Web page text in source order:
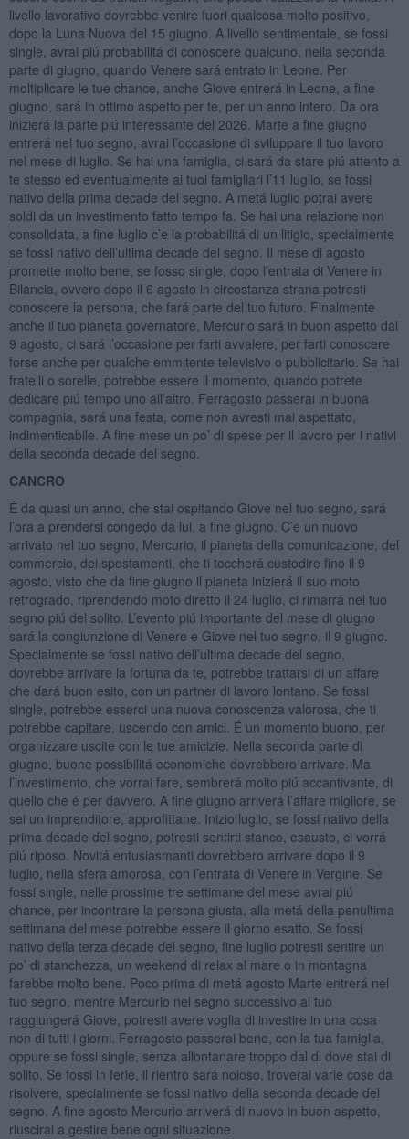
livello lavorativo dovrebbe venire fuori qualcosa molto positivo,
dopo la Luna Nuova del 15 giugno. A livello sentimentale, se fossi
single, avrai piú probabilitá di conoscere qualcuno, nella seconda
parte di giugno, quando Venere sará entrato in Leone. Per
moltiplicare le tue chance, anche Giove entrerá in Leone, a fine
giugno, sará in ottimo aspetto per te, per un anno intero. Da ora
inizierá la parte piú interessante del 2026. Marte a fine giugno
entrerá nel tuo segno, avrai l’occasione di sviluppare il tuo lavoro
nel mese di luglio. Se hai una famiglia, ci sará da stare piú attento a
te stesso ed eventualmente ai tuoi famigliari l’11 luglio, se fossi
nativo della prima decade del segno. A metá luglio potrai avere
soldi da un investimento fatto tempo fa. Se hai una relazione non
consolidata, a fine luglio c’e la probabilitá di un litigio, specialmente
se fossi nativo dell’ultima decade del segno. Il mese di agosto
promette molto bene, se fosso single, dopo l’entrata di Venere in
Bilancia, ovvero dopo il 6 agosto in circostanza strana potresti
conoscere la persona, che fará parte del tuo futuro. Finalmente
anche il tuo pianeta governatore, Mercurio sará in buon aspetto dal
9 agosto, ci sará l’occasione per farti avvalere, per farti conoscere
forse anche per qualche emmitente televisivo o pubblicitario. Se hai
fratelli o sorelle, potrebbe essere il momento, quando potrete
dedicare piú tempo uno all’altro. Ferragosto passerai in buona
compagnia, sará una festa, come non avresti mai aspettato,
indimenticabile. A fine mese un po’ di spese per il lavoro per i nativi
della seconda decade del segno.
CANCRO
É da quasi un anno, che stai ospitando Giove nel tuo segno, sará
l’ora a prendersi congedo da lui, a fine giugno. C’e un nuovo
arrivato nel tuo segno, Mercurio, il pianeta della comunicazione, del
commercio, dei spostamenti, che ti toccherá custodire fino il 9
agosto, visto che da fine giugno il pianeta inizierá il suo moto
retrogrado, riprendendo moto diretto il 24 luglio, ci rimarrá nel tuo
segno piú del solito. L’evento piú importante del mese di giugno
sará la congiunzione di Venere e Giove nel tuo segno, il 9 giugno.
Specialmente se fossi nativo dell’ultima decade del segno,
dovrebbe arrivare la fortuna da te, potrebbe trattarsi di un affare
che dará buon esito, con un partner di lavoro lontano. Se fossi
single, potrebbe esserci una nuova conoscenza valorosa, che ti
potrebbe capitare, uscendo con amici. É un momento buono, per
organizzare uscite con le tue amicizie. Nella seconda parte di
giugno, buone possibilitá economiche dovrebbero arrivare. Ma
l’investimento, che vorrai fare, sembrerá molto piú accantivante, di
quello che é per davvero. A fine giugno arriverá l’affare migliore, se
sei un imprenditore, approfittane. Inizio luglio, se fossi nativo della
prima decade del segno, potresti sentirti stanco, esausto, ci vorrá
piú riposo. Novitá entusiasmanti dovrebbero arrivare dopo il 9
luglio, nella sfera amorosa, con l’entrata di Venere in Vergine. Se
fossi single, nelle prossime tre settimane del mese avrai piú
chance, per incontrare la persona giusta, alla metá della penultima
settimana del mese potrebbe essere il giorno esatto. Se fossi
nativo della terza decade del segno, fine luglio potresti sentire un
po’ di stanchezza, un weekend di relax al mare o in montagna
farebbe molto bene. Poco prima di metá agosto Marte entrerá nel
tuo segno, mentre Mercurio nel segno successivo al tuo
raggiungerá Giove, potresti avere voglia di investire in una cosa
non di tutti i giorni. Ferragosto passerai bene, con la tua famiglia,
oppure se fossi single, senza allontanare troppo dal di dove stai di
solito. Se fossi in ferie, il rientro sará noioso, troverai varie cose da
risolvere, specialmente se fossi nativo della seconda decade del
segno. A fine agosto Mercurio arriverá di nuovo in buon aspetto,
riuscirai a gestire bene ogni situazione.